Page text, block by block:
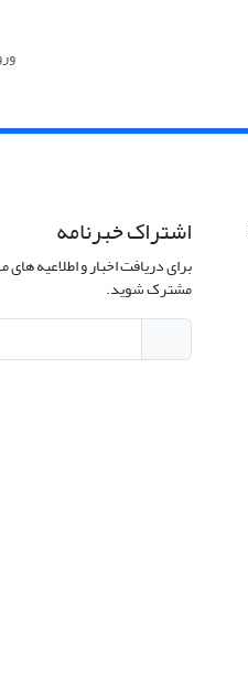
اشتراک خبرنامه
برای دریافت اخبار و اطلاعیه
مشترک شوید.